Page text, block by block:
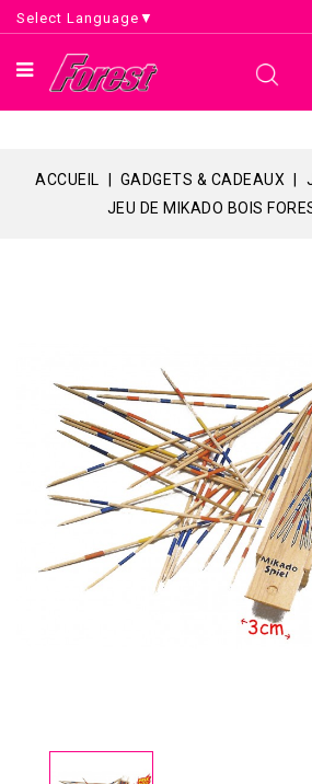
Select Language ▼
ACCUEIL GADGETS & CADEAUX
JEU DE MIKADO BOIS